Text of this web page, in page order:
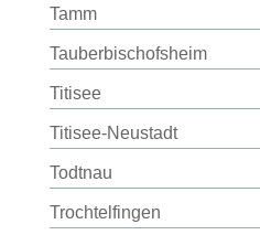
Tamm
Tauberbischofsheim
Titisee
Titisee-Neustadt
Todtnau
Trochtelfingen